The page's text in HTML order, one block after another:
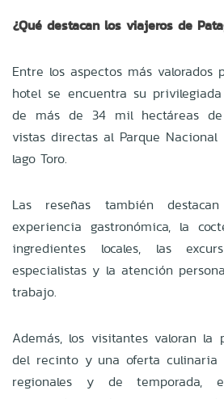
¿Qué destacan los viajeros de
Entre los aspectos más
hotel se encuentra su
de más de 34 mil hectáreas
vistas directas al Parque
lago Toro.
Las reseñas también
experiencia gastronómica, la
ingredientes locales, las
especialistas y la atención
trabajo.
Además, los visitantes valoran la
del recinto y una oferta culinaria
regionales y de temporada,